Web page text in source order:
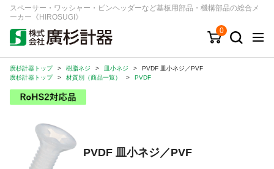
スペーサー・ワッシャー・ピンヘッダーなど基板用部品・機構部品の総合メ
ーカー《HIROSUGI》
0
キーワード 品番/シリーズ
商品カテゴリから探す
ジャンルから探す
シリーズから探す
廣杉計器トップ > 樹脂ネジ > 皿小ネジ >
PVDF 皿小ネジ／PVF
廣杉計器トップ
> 材質別（商品一覧） > PVDF
PVDF 皿小ネジ／PVF